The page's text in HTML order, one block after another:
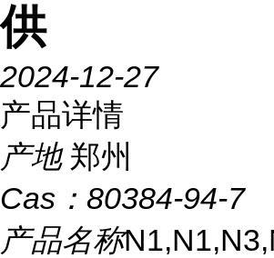
供
2024-12-27
产品详情
产地 郑州
Cas： 80384-94-7
产品名称